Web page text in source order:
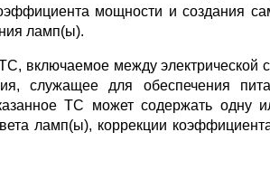
мощности и создания
ламп(ы).
включаемое между электрической
служащее для обеспечения
ТС может содержать одну
ламп(ы), коррекции